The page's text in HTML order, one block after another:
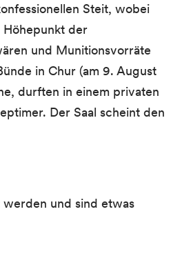
Steit, wobei
Höhepunkt der
und Munitionsvorräte
in Chur (am 9. August
durften in einem privaten
Der Saal scheint den
und sind etwas